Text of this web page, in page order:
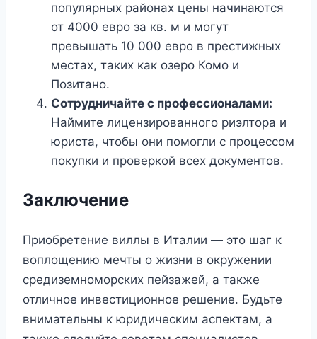
популярных районах цены начинаются
от 4000 евро за кв. м и могут
превышать 10 000 евро в престижных
местах, таких как озеро Комо и
Позитано.
Сотрудничайте с профессионалами:
Наймите лицензированного риэлтора и
юриста, чтобы они помогли с процессом
покупки и проверкой всех документов.
Заключение
Приобретение виллы в Италии — это шаг к
воплощению мечты о жизни в окружении
средиземноморских пейзажей, а также
отличное инвестиционное решение. Будьте
внимательны к юридическим аспектам, а